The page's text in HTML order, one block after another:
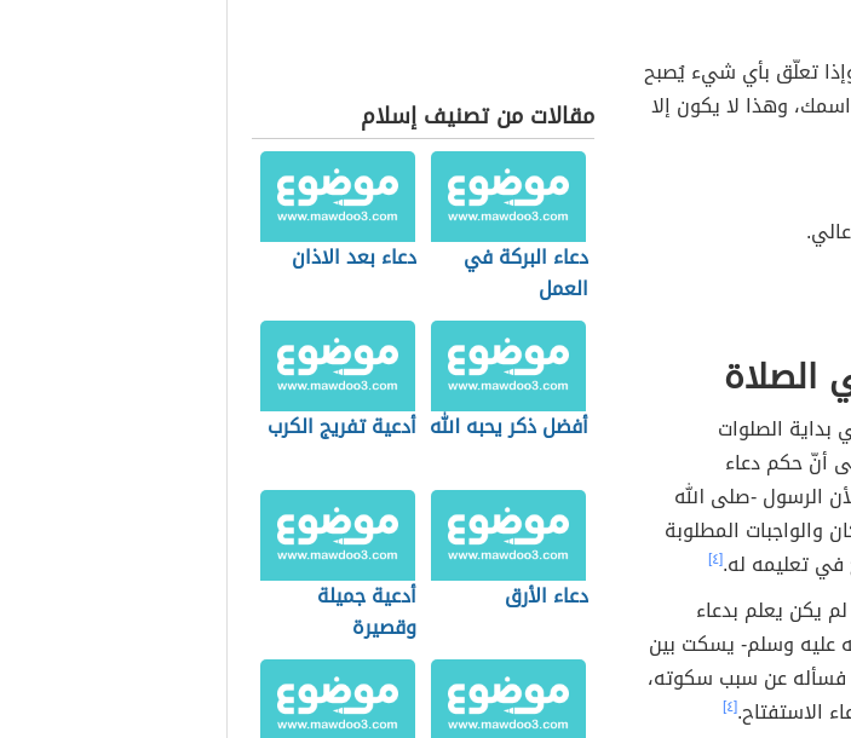
تعلّق بأي شيء يُصبح
وهذا لا يكون إلا
الصلاة
الصلوات
أنّ حكم دعاء
الرسول -صلى الله
والواجبات المطلوبة
في تعليمه له.[٤]
يكن يعلم بدعاء
عليه وسلم- يسكت بين
فسأله عن سبب سكوته،
الاستفتاح.[٤]
مقالات من تصنيف إسلام
دعاء البركة في
العمل
دعاء بعد الاذان
أفضل ذكر يحبه الله أدعية تفريج الكرب
دعاء الأرق
أدعية جميلة
وقصيرة